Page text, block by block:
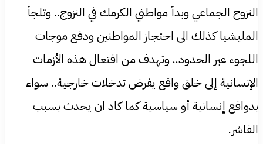
النزوح الجماعي وبدأ مواطني الكرمك في النزوج.. وتلجأ
المليشيا كذلك الى احتجاز المواطنين ودفع موجات
اللجوء عبر الحدود.. وتهدف من افتعال هذه الأزمات
الإنسانية إلى خلق واقع يفرض تدخلات خارجية.. سواء
بدوافع إنسانية أو سياسية كما كاد ان يحدث بسبب
الفاشر.